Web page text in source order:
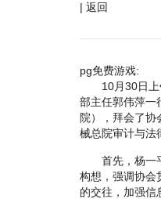
| 返回
pg免费游戏:
10月30日上午
部主任郭伟萍一
院），拜会了
械总院审计与法
首先，杨一平
构想，强调协会
的交往，加强信